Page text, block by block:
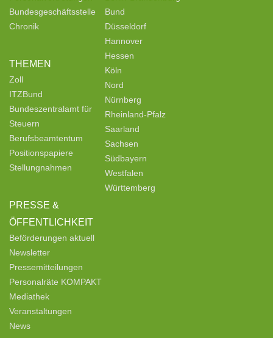
Bundesgeschäftsstelle
Chronik
THEMEN
Zoll
ITZBund
Bundeszentralamt für
Steuern
Berufsbeamtentum
Positionspapiere
Stellungnahmen
PRESSE &
ÖFFENTLICHKEIT
Beförderungen aktuell
Newsletter
Pressemitteilungen
Personalräte KOMPAKT
Mediathek
Veranstaltungen
News
Bund
Düsseldorf
Hannover
Hessen
Köln
Nord
Nürnberg
Rheinland-Pfalz
Saarland
Sachsen
Südbayern
Westfalen
Württemberg